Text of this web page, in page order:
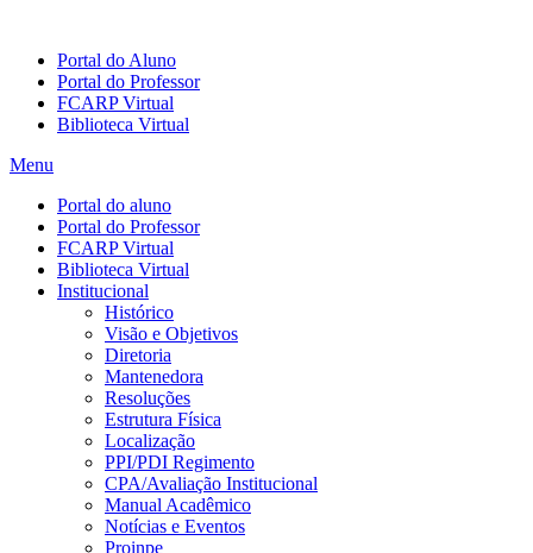
Portal do Aluno
Portal do Professor
FCARP Virtual
Biblioteca Virtual
Menu
Portal do aluno
Portal do Professor
FCARP Virtual
Biblioteca Virtual
Institucional
Histórico
Visão e Objetivos
Diretoria
Mantenedora
Resoluções
Estrutura Física
Localização
PPI/PDI Regimento
CPA/Avaliação Institucional
Manual Acadêmico
Notícias e Eventos
Proinpe